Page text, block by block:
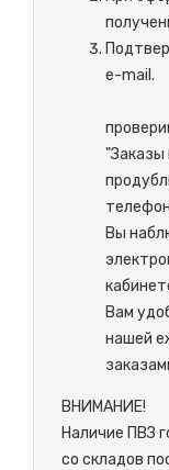
"Заказы
Вы
Вам
нашей
ВНИМАНИЕ!
Наличие ПВЗ
со складов